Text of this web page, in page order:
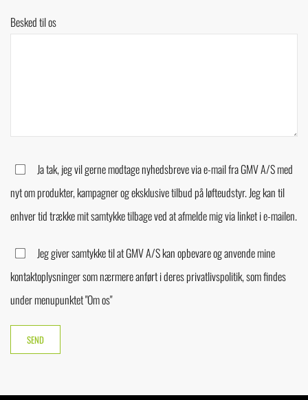
Besked til os
Ja tak, jeg vil gerne modtage nyhedsbreve via e-mail fra GMV A/S med
nyt om produkter, kampagner og eksklusive tilbud på løfteudstyr. Jeg kan til
enhver tid trække mit samtykke tilbage ved at afmelde mig via linket i e-mailen.
Jeg giver samtykke til at GMV A/S kan opbevare og anvende mine
kontaktoplysninger som nærmere anført i deres privatlivspolitik, som findes
under menupunktet "Om os"